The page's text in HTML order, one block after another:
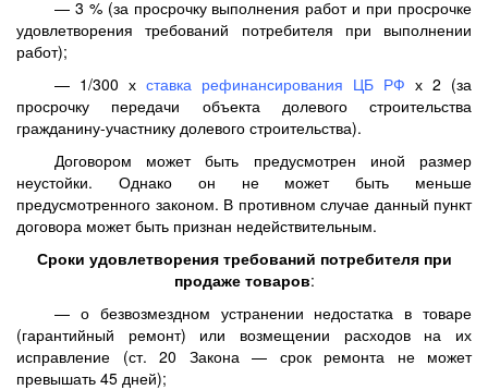
— 3 % (за просрочку выполнения работ и при просрочке
удовлетворения требований потребителя при выполнении
работ);
— 1/300 х ставка рефинансирования ЦБ РФ х 2 (за
просрочку передачи объекта долевого строительства
гражданину-участнику долевого строительства).
Договором может быть предусмотрен иной размер
неустойки. Однако он не может быть меньше
предусмотренного законом. В противном случае данный пункт
договора может быть признан недействительным.
Сроки удовлетворения требований потребителя при
продаже товаров:
— о безвозмездном устранении недостатка в товаре
(гарантийный ремонт) или возмещении расходов на их
исправление (ст. 20 Закона — срок ремонта не может
превышать 45 дней);